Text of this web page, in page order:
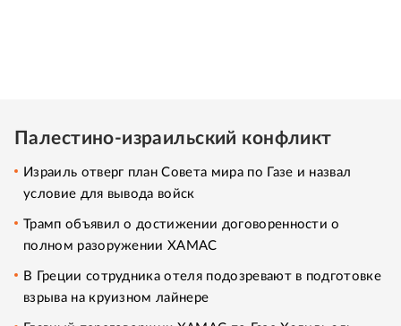
Палестино-израильский конфликт
Израиль отверг план Совета мира по Газе и назвал
условие для вывода войск
Трамп объявил о достижении договоренности о
полном разоружении ХАМАС
В Греции сотрудника отеля подозревают в подготовке
взрыва на круизном лайнере